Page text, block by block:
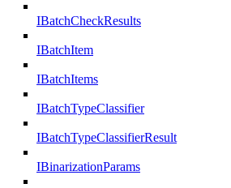
IBatchCheckResults
IBatchItem
IBatchItems
IBatchTypeClassifier
IBatchTypeClassifierResult
IBinarizationParams